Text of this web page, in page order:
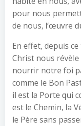
pour nous
de nous, l’œuvre
En effet, depuis
Christ nous
nourrir notre foi
comme le Bon
il est la Porte qui
est le Chemin, la
le Père sans